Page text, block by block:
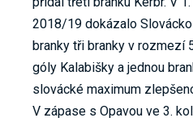
2018/19 dokázalo
branky tři branky v rozmezí
góly Kalabišky a jednou
slovácké maximum
V zápase s Opavou ve 3.